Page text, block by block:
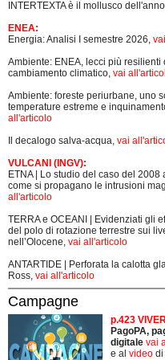
INTERTEXTA è il mollusco
ENEA:
Energia: Analisi I semestre 2026,
Ambiente: ENEA, lecci più resilienti
cambiamento climatico, vai
Ambiente: foreste periurbane, uno
temperature estreme e
all'articolo
Il decalogo salva-acqua, vai
VULCANI (INGV):
ETNA | Lo studio del caso del 2008
come si propagano le intrusioni
all'articolo
TERRA e OCEANI | Evidenziati gli
del polo di rotazione terrestre sui
nell’Olocene, vai all'articolo
ANTARTIDE | Perforata la calotta
Ross, vai all'articolo
Campagne
p.423
PagoPA,
digitale vai
e al video di